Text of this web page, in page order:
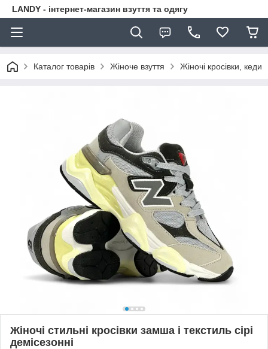
LANDY - інтернет-магазин взуття та одягу
Каталог товарів Жіноче взуття Жіночі кросівки, кеди
Жіночі стильні кросівки замша і текстиль сірі
демісезонні